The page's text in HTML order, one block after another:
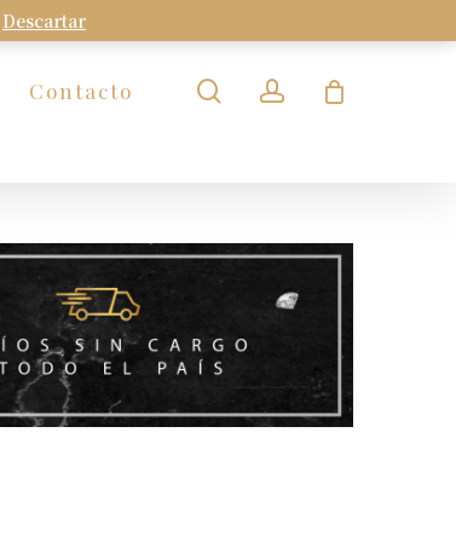
Descartar
Contacto searchaccount